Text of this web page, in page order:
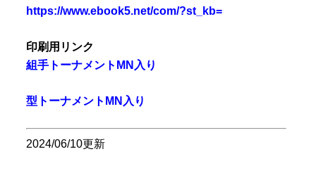
https://www.ebook5.net/com/?st_kb=
印刷用リンク
組手トーナメントMN入り
型トーナメントMN入り
2024/06/10更新